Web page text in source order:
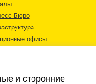
Бюро
офисы
и сторонние